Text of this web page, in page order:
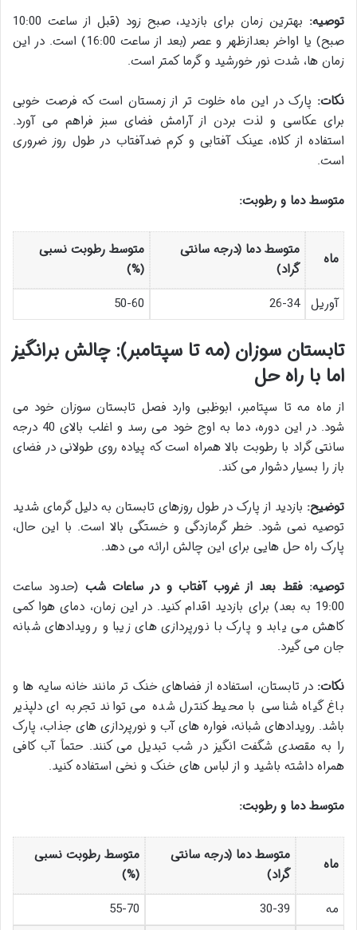
توصیه:
بهترین زمان برای بازدید، صبح زود (قبل از ساعت 10:00
صبح) یا اواخر بعدازظهر و عصر (بعد از ساعت 16:00) است. در این
زمان ها، شدت نور خورشید و گرما کمتر است.
نکات: پارک در این ماه خلوت تر از زمستان است که فرصت خوبی
برای عکاسی و لذت بردن از آرامش فضای سبز فراهم می آورد.
استفاده از کلاه، عینک آفتابی و کرم ضدآفتاب در طول روز ضروری
است.
متوسط دما و رطوبت:
ماه
متوسط دما (درجه سانتی
گراد)
متوسط رطوبت نسبی
(%)
آوریل 26-34
50-60
تابستان سوزان (مه تا سپتامبر): چالش برانگیز
اما با راه حل
از ماه مه تا سپتامبر، ابوظبی وارد فصل تابستان سوزان خود می
شود. در این دوره، دما به اوج خود می رسد و اغلب بالای 40 درجه
سانتی گراد با رطوبت بالا همراه است که پیاده روی طولانی در فضای
باز را بسیار دشوار می کند.
توضیح: بازدید از پارک در طول روزهای تابستان به دلیل گرمای شدید
توصیه نمی شود. خطر گرمازدگی و خستگی بالا است. با این حال،
پارک راه حل هایی برای این چالش ارائه می دهد.
توصیه: فقط بعد از غروب آفتاب و در ساعات شب (حدود ساعت
19:00 به بعد) برای بازدید اقدام کنید. در این زمان، دمای هوا کمی
کاهش می یابد و پارک با نورپردازی های زیبا و رویدادهای شبانه
جان می گیرد.
نکات: در تابستان، استفاده از فضاهای خنک تر مانند خانه سایه ها و
باغ گیاه شناسی با محیط کنترل شده می تواند تجربه ای دلپذیر
باشد. رویدادهای شبانه، فواره های آب و نورپردازی های جذاب، پارک
را به مقصدی شگفت انگیز در شب تبدیل می کنند. حتماً آب کافی
همراه داشته باشید و از لباس های خنک و نخی استفاده کنید.
متوسط دما و رطوبت:
ماه
متوسط دما (درجه سانتی
گراد)
متوسط رطوبت نسبی
(%)
مه
30-39
55-70